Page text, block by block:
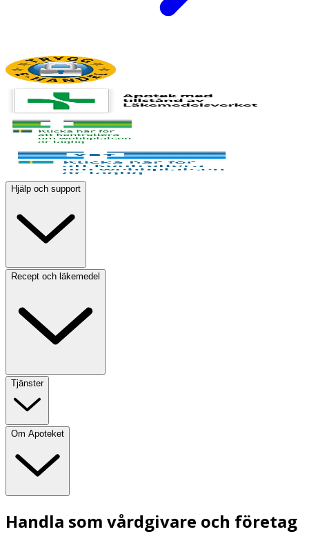
Hjälp och support
Recept och läkemedel
Tjänster
Om Apoteket
Handla som vårdgivare och företag